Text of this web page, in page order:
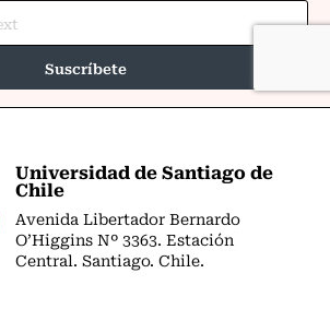
Universidad de Santiago de
Chile
Avenida Libertador Bernardo
O’Higgins Nº 3363. Estación
Central. Santiago. Chile.